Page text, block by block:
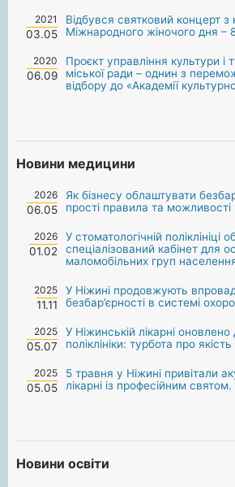
2021
03.05
Відбувся святковий концерт з
Міжнародного жіночого дня –
2020
06.09
Проєкт управління культури і
міської ради – однин з
відбору до «Академії
Новини медицини
2026
06.05
Як бізнесу облаштувати
прості правила та можливості
2026
01.02
У стоматологічній поліклініці
спеціалізований кабінет для
маломобільних груп
2025
11.11
У Ніжині продовжують
безбар’єрності в системі
2025
05.07
У Ніжинській лікарні
поліклініки: турбота про
2025
05.05
5 травня у Ніжині привітали
лікарні із професійним святом.
Новини освіти